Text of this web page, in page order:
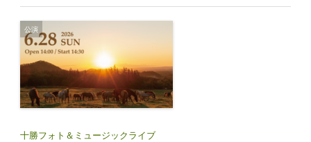
公演
十勝フォト＆ミュージックライブ